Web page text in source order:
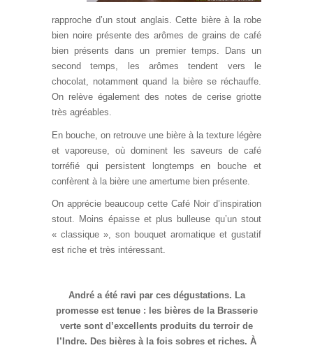
rapproche d’un stout anglais. Cette bière à la robe
bien noire présente des arômes de grains de café
bien présents dans un premier temps. Dans un
second temps, les arômes tendent vers le
chocolat, notamment quand la bière se réchauffe.
On relève également des notes de cerise griotte
très agréables.
En bouche, on retrouve une bière à la texture légère
et vaporeuse, où dominent les saveurs de café
torréfié qui persistent longtemps en bouche et
confèrent à la bière une amertume bien présente.
On apprécie beaucoup cette Café Noir d’inspiration
stout. Moins épaisse et plus bulleuse qu’un stout
« classique », son bouquet aromatique et gustatif
est riche et très intéressant.
André a été ravi par ces dégustations. La
promesse est tenue : les bières de la Brasserie
verte sont d’excellents produits du terroir de
l’Indre. Des bières à la fois sobres et riches. À